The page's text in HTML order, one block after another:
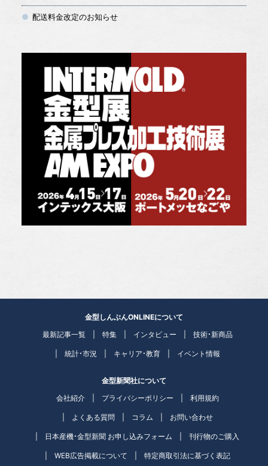
配送料金改定のお知らせ
金型しんぶんONLINEについて
最新記事一覧
特集 インタビュー 技術・新商品
統計・市況 キャリア・教育 イベント情報
金型新聞社について
会社紹介
プライバシーポリシー 利用規約
よくある質問 コラム お問い合わせ
日本産機・金型新聞 お申し込みフォーム 刊行物のご購入
WEB広告掲載について 特定商取引法に基づく表記